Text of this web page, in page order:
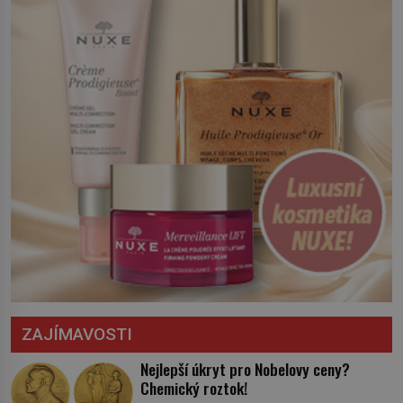
ZAJÍMAVOSTI
Nejlepší úkryt pro Nobelovy ceny?
Chemický roztok!